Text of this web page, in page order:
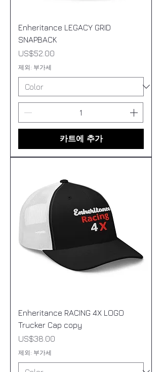
Enheritance LEGACY GRID
SNAPBACK
가격
US$52.00
제외: 부가세
카트에 추가
Enheritance RACING 4X LOGO
Trucker Cap copy
가격
US$38.00
제외: 부가세